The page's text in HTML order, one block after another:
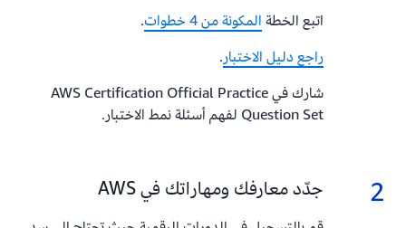
اتبع الخطة المكونة من 4 خطوات
.
راجع دليل الاختبار.
شارك في AWS Certification Official Practice
Question Set لفهم أسئلة نمط الاختبار.
2
2.
جدّد معارفك ومهاراتك في AWS